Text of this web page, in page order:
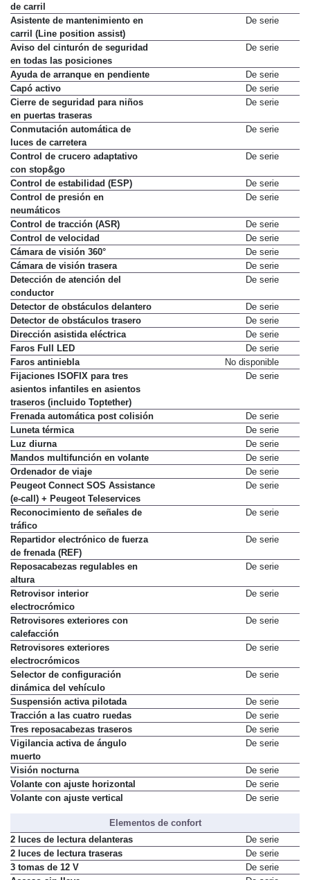
de carril
Asistente de mantenimiento en
carril (Line position assist)
De serie
Aviso del cinturón de seguridad
en todas las posiciones
De serie
Ayuda de arranque en pendiente
De serie
Capó activo
De serie
Cierre de seguridad para niños
en puertas traseras
De serie
Conmutación automática de
luces de carretera
De serie
Control de crucero adaptativo
con stop&go
De serie
Control de estabilidad (ESP)
De serie
Control de presión en
neumáticos
De serie
Control de tracción (ASR)
De serie
Control de velocidad
De serie
Cámara de visión 360°
De serie
Cámara de visión trasera
De serie
Detección de atención del
conductor
De serie
Detector de obstáculos delantero
De serie
Detector de obstáculos trasero
De serie
Dirección asistida eléctrica
De serie
Faros Full LED
De serie
Faros antiniebla
No disponible
Fijaciones ISOFIX para tres
asientos infantiles en asientos
traseros (incluido Toptether)
De serie
Frenada automática post colisión
De serie
Luneta térmica
De serie
Luz diurna
De serie
Mandos multifunción en volante
De serie
Ordenador de viaje
De serie
Peugeot Connect SOS Assistance
(e-call) + Peugeot Teleservices
De serie
Reconocimiento de señales de
tráfico
De serie
Repartidor electrónico de fuerza
de frenada (REF)
De serie
Reposacabezas regulables en
altura
De serie
Retrovisor interior
electrocrómico
De serie
Retrovisores exteriores con
calefacción
De serie
Retrovisores exteriores
electrocrómicos
De serie
Selector de configuración
dinámica del vehículo
De serie
Suspensión activa pilotada
De serie
Tracción a las cuatro ruedas
De serie
Tres reposacabezas traseros
De serie
Vigilancia activa de ángulo
muerto
De serie
Visión nocturna
De serie
Volante con ajuste horizontal
De serie
Volante con ajuste vertical
De serie
Elementos de confort
2 luces de lectura delanteras
De serie
2 luces de lectura traseras
De serie
3 tomas de 12 V
De serie